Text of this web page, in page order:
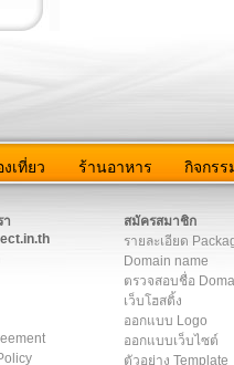
เที่ยว ร้านอาหาร กิจกรร
า
สมัครสมาชิก
รายละเอียด
Domain name
ตรวจสอบชื่อ
เว็บโฮสติ้ง
ออกแบบ Logo
ออกแบบเว็บไซต์
ตัวอย่าง Template